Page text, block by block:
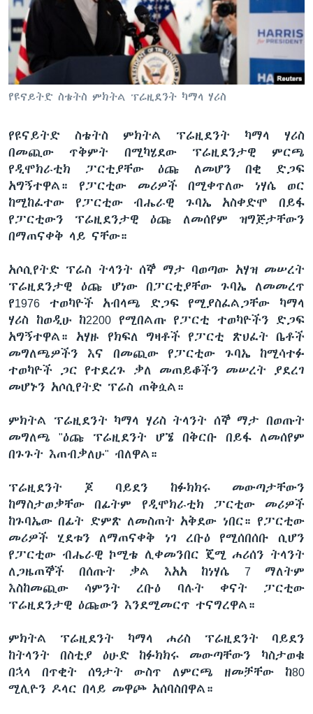
ቋንቋዎች
የዩናይትድ ስቴትስ ምክትል ፕሬዚደንት ካማላ ሃሪስ
የዩናይትድ ስቴትስ ምክትል ፕሬዚደንት ካማላ ሃሪስ
በመጪው ጥቅምት በሚካሄደው ፕሬዚደንታዊ ምርጫ
የዲሞክራቲክ ፓርቲያቸው ዕጩ ለመሆን በቂ ድጋፍ
አግኝተዋል። የፓርቲው መሪዎች በሚቀጥለው ነሃሴ ወር
ከሚከፈተው የፓርቲው ብሔራዊ ጉባኤ አስቀድሞ በይፋ
የፓርቲውን ፕሬዚደንታዊ ዕጩ ለመሰየም ዝግጅታቸውን
በማጠናቀቅ ላይ ናቸው።
አሶሲየትድ ፕሬስ ትላንት ሰኞ ማታ ባወጣው አሃዝ መሠረት
ፕሬዚደንታዊ ዕጩ ሆነው በፓርቲያቸው ጉባኤ ለመመረጥ
የ1976 ተወካዮች አብላጫ ድጋፍ የሚያስፈልጋቸው ካማላ
ሃሪስ ከወዲሁ ከ2200 የሚበልጡ የፓርቲ ተወካዮችን ድጋፍ
አግኝተዋል። አሃዙ የክፍለ ግዛቶች የፓርቲ ጽህፈት ቤቶች
መግለጫዎችን እና በመጪው የፓርቲው ጉባኤ ከሚሳተፉ
ተወካዮች ጋር የተደረጉ ቃለ መጠይቆችን መሠረት ያደረገ
መሆኑን አሶሲየትድ ፕሬስ ጠቅሷል።
ምክትል ፕሬዚደንት ካማላ ሃሪስ ትላንት ሰኞ ማታ በወጡት
መግለጫ "ዕጩ ፕሬዚደንት ሆኜ በቅርቡ በይፋ ለመሰየም
በጉጉት እጠብቃለሁ" ብለዋል።
ፕሬዚደንት ጆ ባይደን ከፉክክሩ መውጣታቸውን
ከማስታወቃቸው በፊትም የዲሞክራቲክ ፓርቲው መሪዎች
ከጉባኤው በፊት ድምጽ ለመስጠት አቅደው ነበር። የፓርቲው
መሪዎች ሂደቱን ለማጠናቀቅ ነገ ረቡዕ የሚሰበሰቡ ሲሆን
የፓርቲው ብሔራዊ ኮሚቴ ሊቀመንበር ጄሚ ሐሪሰን ትላንት
ለጋዜጠኞች በሰጡት ቃል እአአ ከነሃሴ 7 ማለትም
እስከመጪው ሳምንት ረቡዕ ባሉት ቀናት ፓርቲው
ፕሬዚደንታዊ ዕጩውን እንደሚመርጥ ተናግረዋል።
ምክትል ፕሬዚደንት ካማላ ሐሪስ ፕሬዚደንት ባይደን
ከትላንት በስቲያ ዕሁድ ከፉክክሩ መውጣቸውን ካስታወቁ
በኋላ በጥቂት ሰዓታት ውስጥ ለምርጫ ዘመቻቸው ከ80
ሚሊዮን ዶላር በላይ መዋጮ አሰባስበዋል።